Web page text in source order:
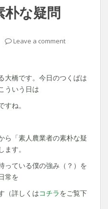
朴な疑問
Leave a comment
大橋です。今日のつくばは
ういう日は
すね。
ら「素人農業者の素朴な疑
ます。
っている僕の強み（？）を
常を
（詳しくはコチラをご覧下